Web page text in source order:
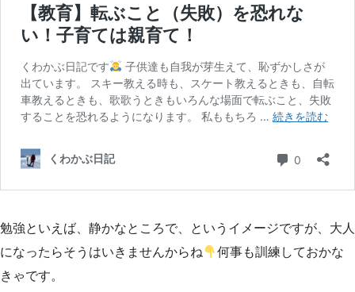
勉強といえば、静かなところで、というイメージですが、大人
になったらそうはいきませんからね
何事も訓練しておかな
きゃです。